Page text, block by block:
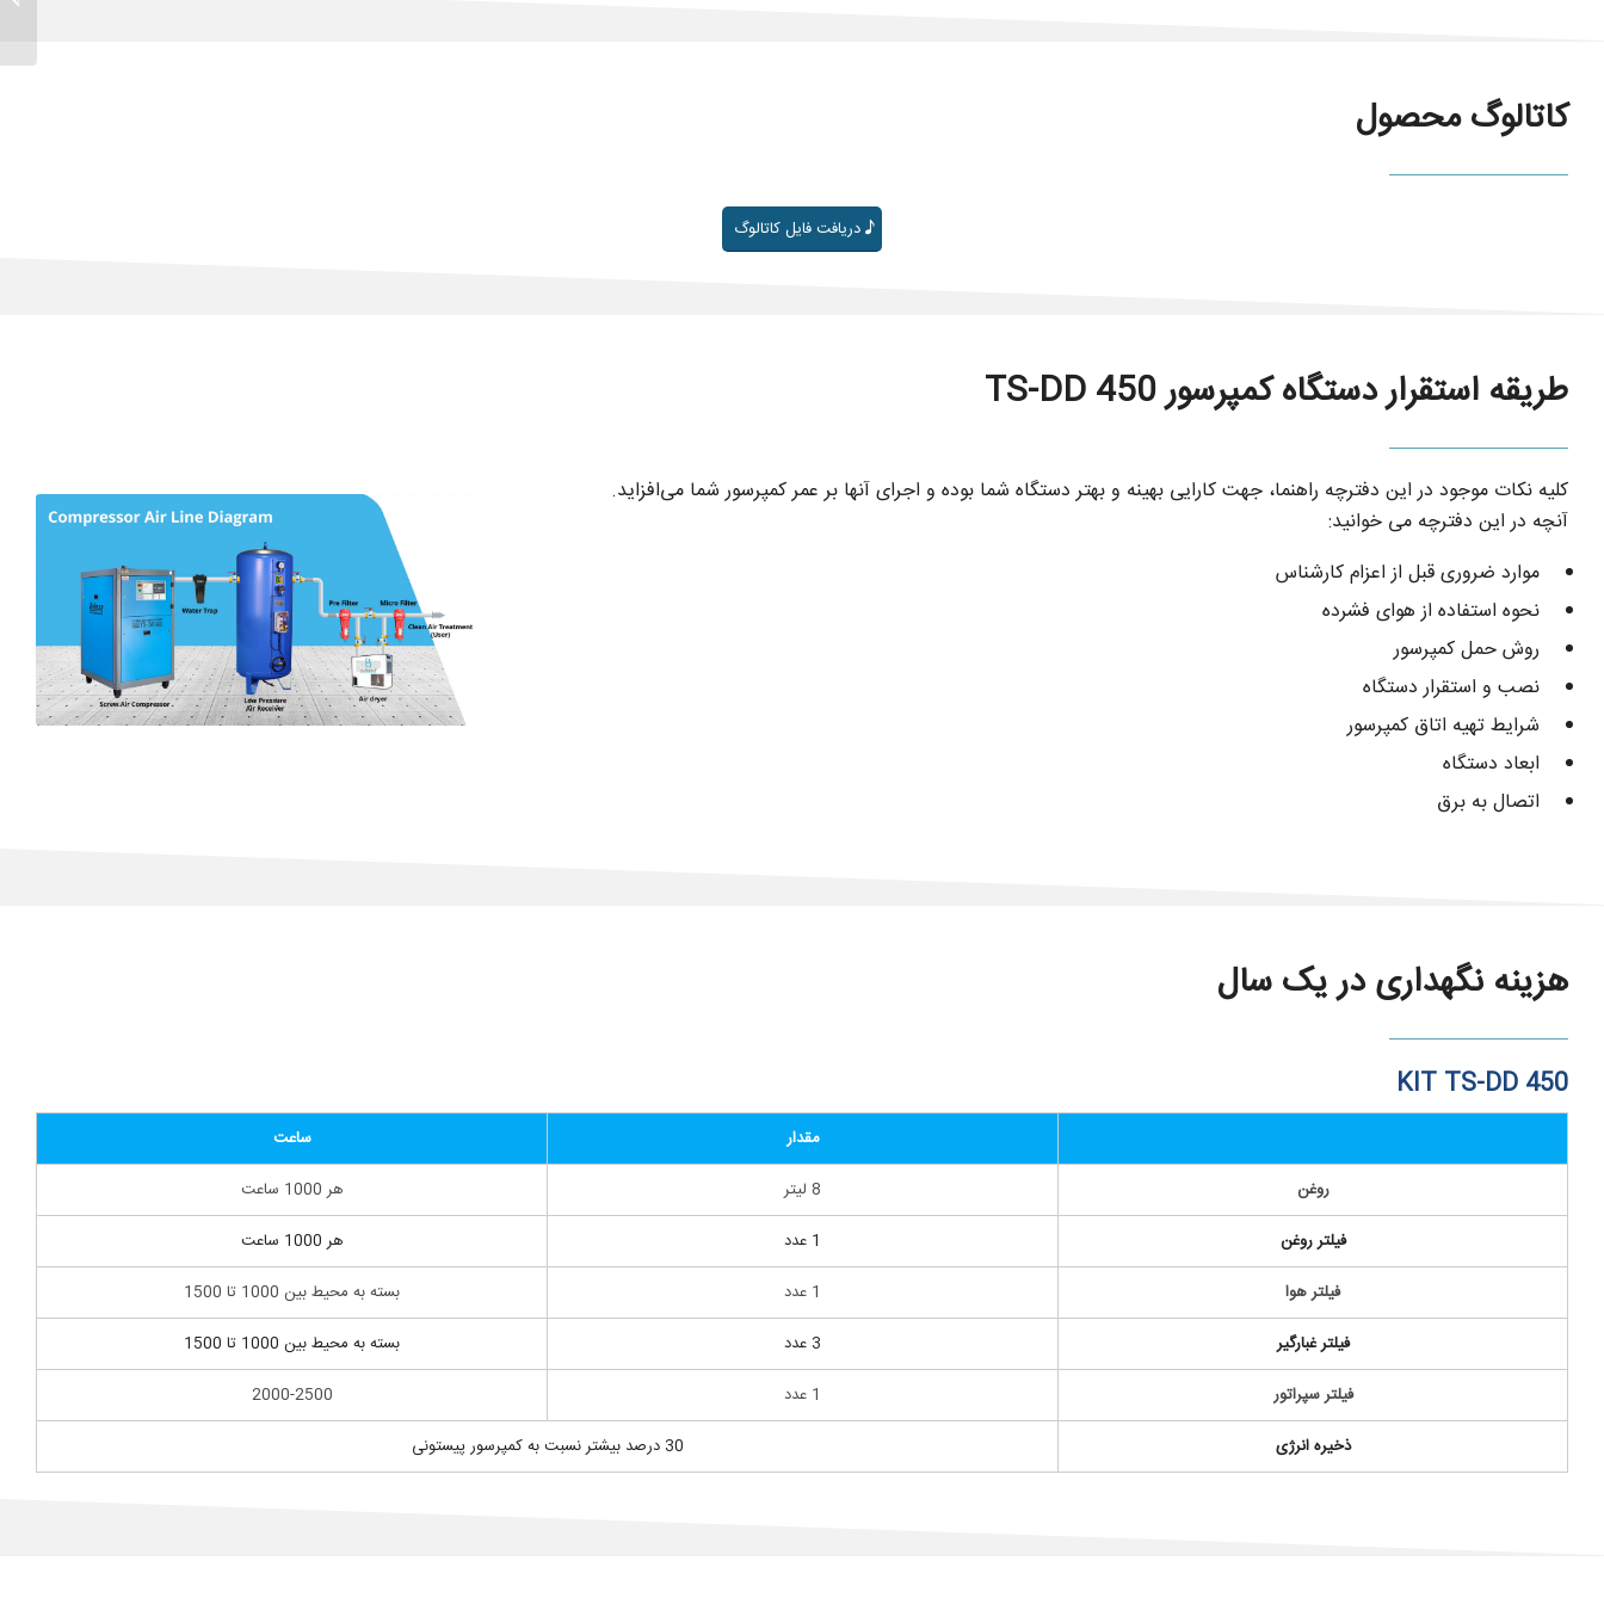
کاتالوگ محصول
دریافت فایل کاتالوگ
طریقه استقرار دستگاه کمپرسور TS-DD 450
کلیه نکات موجود در این دفترچه راهنما، جهت کارایی بهینه و بهتر دستگاه شما بوده و اجرای آنها بر عمر کمپرسور شما می‌افزاید.
آنچه در این دفترچه می خوانید:
موارد ضروری قبل از اعزام کارشناس
نحوه استفاده از هوای فشرده
روش حمل کمپرسور
نصب و استقرار دستگاه
شرایط تهیه اتاق کمپرسور
ابعاد دستگاه
اتصال به برق
هزینه نگهداری در یک سال
KIT TS-DD 450
مقدار
ساعت
روغن
8 لیتر
هر 1000 ساعت
فیلتر روغن
1 عدد
هر 1000 ساعت
فیلتر هوا
1 عدد
بسته به محیط بین 1000 تا 1500
فیلتر غبارگیر
3 عدد
بسته به محیط بین 1000 تا 1500
فیلتر سپراتور
1 عدد
2000-2500
ذخیره انرژی
30 درصد بیشتر نسبت به کمپرسور پیستونی